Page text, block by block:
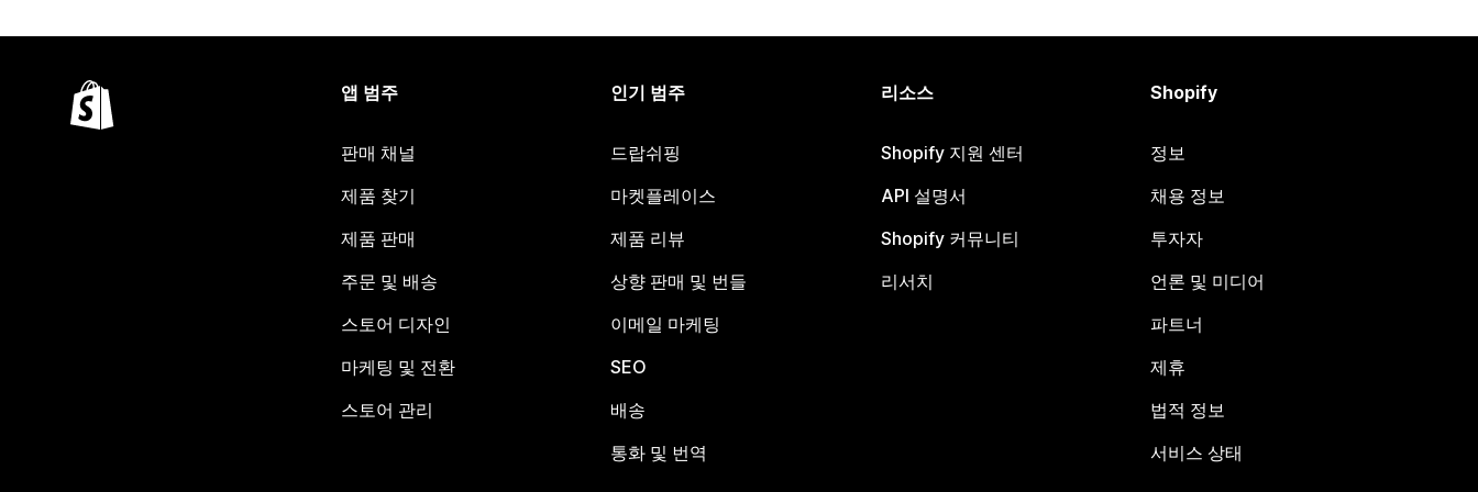
앱 범주
판매 채널
제품 찾기
제품 판매
주문 및 배송
스토어 디자인
마케팅 및 전환
스토어 관리
인기 범주
드랍쉬핑
마켓플레이스
제품 리뷰
상향 판매 및 번들
이메일 마케팅
SEO
배송
통화 및 번역
리소스
Shopify 지원 센터
API 설명서
Shopify 커뮤니티
리서치
Shopify
정보
채용 정보
투자자
언론 및 미디어
파트너
제휴
법적 정보
서비스 상태